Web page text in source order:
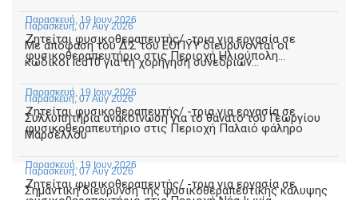
Παρασκευή, 19 Ιουν 2026
Ζητείται φυσικοθεραπευτής/ -τρια για εργασία σε
φυσικοθεραπευτήριο στις Περιοχή Ηλιούπολη...
Παρασκευή, 19 Ιουν 2026
Ζητείται φυσικοθεραπευτής/ -τρια για εργασία σε
φυσικοθεραπευτήριο στις Περιοχή Παλαιό φάληρο
Παρασκευή, 19 Ιουν 2026
Ζητείται φυσικοθεραπευτής/ -τρια για εργασία σε
Παρασκευή, 07 Αυγ 2026
Με απόφαση του Δ.Σ του ΕΟΠΥΥ διευρύνονται οι
κωδικοί icd10 για τη χορήγηση συνεδριών...
Παρασκευή, 07 Αυγ 2026
Συλλυπητήρια ανακοίνωση για το θάνατο του Γεωργίου
Μαρσέλλου
Παρασκευή, 07 Αυγ 2026
Σημαντική διεύρυνση της φυσικοθεραπευτικής κάλυψης